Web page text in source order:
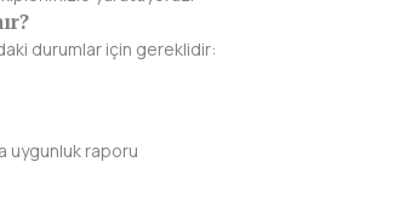
durumlar için gereklidir:
uygunluk raporu